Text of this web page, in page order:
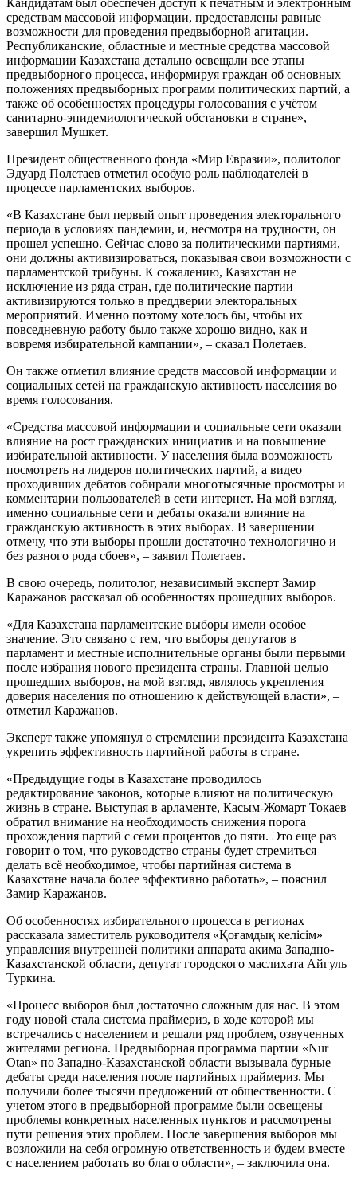
Кандидатам был обеспечен доступ к печатным и электронным
средствам массовой информации, предоставлены равные
возможности для проведения предвыборной агитации.
Республиканские, областные и местные средства массовой
информации Казахстана детально освещали все этапы
предвыборного процесса, информируя граждан об основных
положениях предвыборных программ политических партий, а
также об особенностях процедуры голосования с учётом
санитарно-эпидемиологической обстановки в стране», –
завершил Мушкет.
Президент общественного фонда «Мир Евразии», политолог
Эдуард Полетаев отметил особую роль наблюдателей в
процессе парламентских выборов.
«В Казахстане был первый опыт проведения электорального
периода в условиях пандемии, и, несмотря на трудности, он
прошел успешно. Сейчас слово за политическими партиями,
они должны активизироваться, показывая свои возможности с
парламентской трибуны. К сожалению, Казахстан не
исключение из ряда стран, где политические партии
активизируются только в преддверии электоральных
мероприятий. Именно поэтому хотелось бы, чтобы их
повседневную работу было также хорошо видно, как и
вовремя избирательной кампании», – сказал Полетаев.
Он также отметил влияние средств массовой информации и
социальных сетей на гражданскую активность населения во
время голосования.
«Средства массовой информации и социальные сети оказали
влияние на рост гражданских инициатив и на повышение
избирательной активности. У населения была возможность
посмотреть на лидеров политических партий, а видео
проходивших дебатов собирали многотысячные просмотры и
комментарии пользователей в сети интернет. На мой взгляд,
именно социальные сети и дебаты оказали влияние на
гражданскую активность в этих выборах. В завершении
отмечу, что эти выборы прошли достаточно технологично и
без разного рода сбоев», – заявил Полетаев.
В свою очередь, политолог, независимый эксперт Замир
Каражанов рассказал об особенностях прошедших выборов.
«Для Казахстана парламентские выборы имели особое
значение. Это связано с тем, что выборы депутатов в
парламент и местные исполнительные органы были первыми
после избрания нового президента страны. Главной целью
прошедших выборов, на мой взгляд, являлось укрепления
доверия населения по отношению к действующей власти», –
отметил Каражанов.
Эксперт также упомянул о стремлении президента Казахстана
укрепить эффективность партийной работы в стране.
«Предыдущие годы в Казахстане проводилось
редактирование законов, которые влияют на политическую
жизнь в стране. Выступая в арламенте, Касым-Жомарт Токаев
обратил внимание на необходимость снижения порога
прохождения партий с семи процентов до пяти. Это еще раз
говорит о том, что руководство страны будет стремиться
делать всё необходимое, чтобы партийная система в
Казахстане начала более эффективно работать», – пояснил
Замир Каражанов.
Об особенностях избирательного процесса в регионах
рассказала заместитель руководителя «Қоғамдық келісім»
управления внутренней политики аппарата акима Западно-
Казахстанской области, депутат городского маслихата Айгуль
Туркина.
«Процесс выборов был достаточно сложным для нас. В этом
году новой стала система праймериз, в ходе которой мы
встречались с населением и решали ряд проблем, озвученных
жителями региона. Предвыборная программа партии «Nur
Otan» по Западно-Казахстанской области вызывала бурные
дебаты среди населения после партийных праймериз. Мы
получили более тысячи предложений от общественности. С
учетом этого в предвыборной программе были освещены
проблемы конкретных населенных пунктов и рассмотрены
пути решения этих проблем. После завершения выборов мы
возложили на себя огромную ответственность и будем вместе
с населением работать во благо области», – заключила она.